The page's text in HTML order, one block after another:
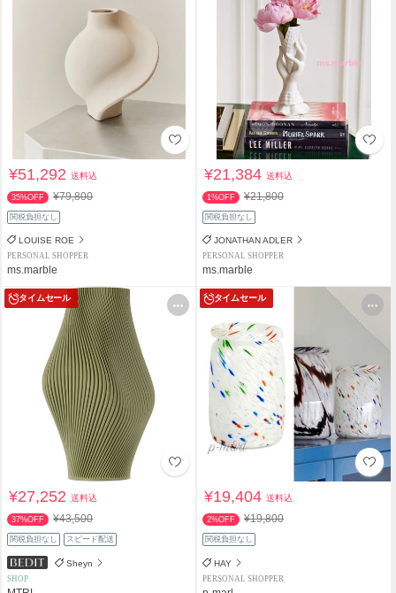
¥51,292送料込
35%OFF ¥79,800
関税負担なし
LOUISE ROE
PERSONAL SHOPPER
ms.marble
¥21,384送料込
1%OFF ¥21,800
関税負担なし
JONATHAN ADLER
PERSONAL SHOPPER
ms.marble
タイムセール
¥27,252送料込
37%OFF ¥43,500
関税負担なし スピード配送
Sheyn
SHOP
タイムセール
¥19,404送料込
2%OFF ¥19,800
関税負担なし
HAY
PERSONAL SHOPPER